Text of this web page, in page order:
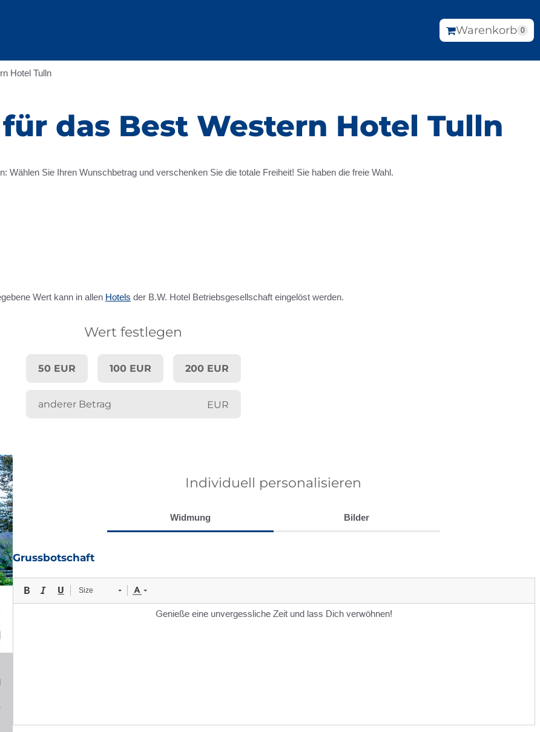
Warenkorb 0
Hotel Tulln
das Best Western Hotel Tulln
Sie Ihren Wunschbetrag und verschenken Sie die totale Freiheit! Sie haben die freie Wahl.
Wert kann in allen Hotels der B.W. Hotel Betriebsgesellschaft eingelöst werden.
Wert festlegen
50 EUR 100 EUR 200 EUR
EUR
Individuell personalisieren
Widmung Bilder
Grussbotschaft
Size